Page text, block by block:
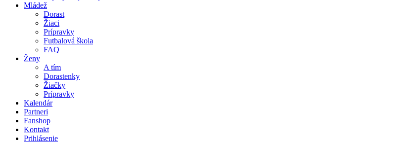
Mládež
Dorast
Žiaci
Prípravky
Futbalová škola
FAQ
Ženy
A tím
Dorastenky
Žiačky
Prípravky
Kalendár
Partneri
Fanshop
Kontakt
Prihlásenie